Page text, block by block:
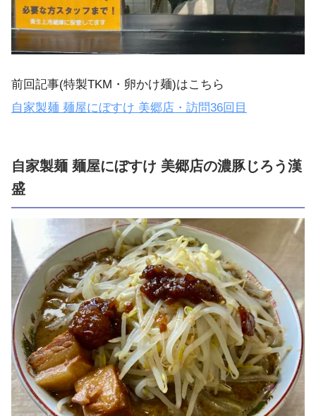
前回記事( 特製TKM・卵かけ麺)はこちら
自家製麺 麺屋にぼすけ 美郷店・訪問36回目
自家製麺 麺屋にぼすけ 美郷店の濃豚じろう漢
盛